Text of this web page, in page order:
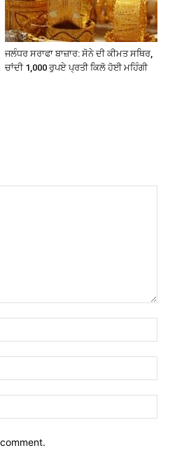
ਜਲੰਧਰ ਸਰਾਫਾ ਬਾਜ਼ਾਰ: ਸੋਨੇ ਦੀ ਕੀਮਤ ਸਥਿਰ,
ਚਾਂਦੀ 1,000 ਰੁਪਏ ਪ੍ਰਤੀ ਕਿਲੋ ਹੋਈ ਮਹਿੰਗੀ